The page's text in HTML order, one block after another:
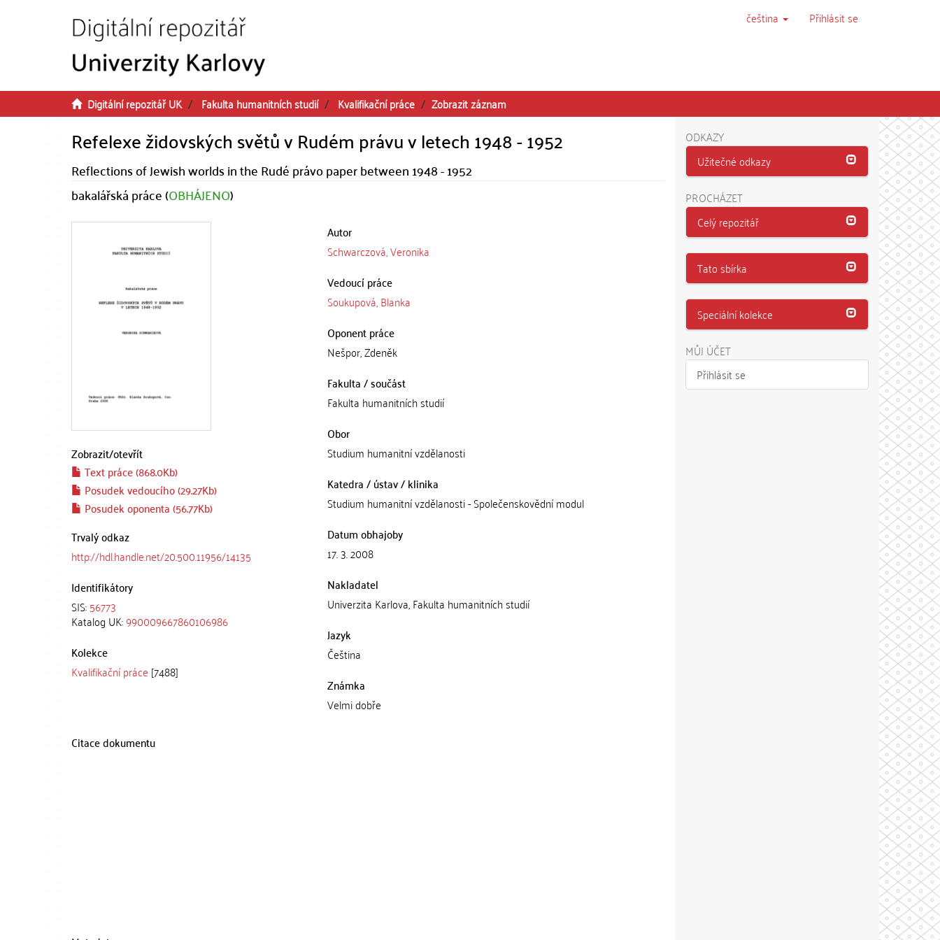
čeština Přihlásit se
Digitální repozitář UK Fakulta humanitních studií Kvalifikační práce Zobrazit záznam
Refelexe židovských světů v Rudém právu v letech 1948 - 1952
Reflections of Jewish worlds in the Rudé právo paper between 1948 - 1952
bakalářská práce (OBHÁJENO)
Zobrazit/otevřít
Text práce (868.0Kb)
Posudek vedoucího (29.27Kb)
Posudek oponenta (56.77Kb)
Trvalý odkaz
http://hdl.handle.net/20.500.11956/14135
Identifikátory
SIS:56773
Katalog UK:990009667860106986
Kolekce
Kvalifikační práce [7488]
Autor
Schwarczová, Veronika
Vedoucí práce
Soukupová, Blanka
Oponent práce
Nešpor, Zdeněk
Fakulta / součást
Fakulta humanitních studií
Obor
Studium humanitní vzdělanosti
Katedra / ústav / klinika
Studium humanitní vzdělanosti - Společenskovědní modul
Datum obhajoby
17. 3. 2008
Nakladatel
Univerzita Karlova, Fakulta humanitních studií
Jazyk
Čeština
Známka
Velmi dobře
Citace dokumentu
ODKAZY
Užitečné odkazy
PROCHÁZET
Celý repozitář
Tato sbírka
Speciální kolekce
MŮJ ÚČET
Přihlásit se